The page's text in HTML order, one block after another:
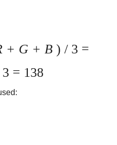
+ G + B ) / 3 =
= 138